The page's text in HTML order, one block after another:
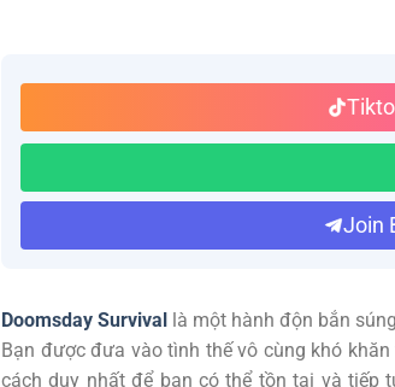
Join
Doomsday Survival là một hành độn bắn
Bạn được đưa vào tình thế vô cùng khó
cách duy nhất để bạn có thể tồn tại và tiếp